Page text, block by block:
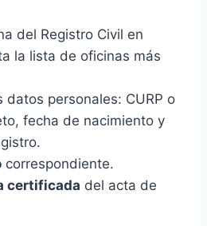
del Registro Civil en
la lista de oficinas más
datos personales: CURP o
fecha de nacimiento y
correspondiente.
certificada del acta de